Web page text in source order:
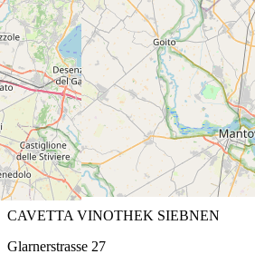
Churerstrasse 64
8808 Pfäffikon SZ
T+41 55 420 11 44
ÖFFNUNGSZEITEN
Fr: 13.30 bis 18.30 Uhr
Sa: 9.00 bis 15.00 Uhr
Montag bis Donnerstag auf Anmeldung
Spezielle Öffnungszeiten
CAVETTA VINOTHEK SIEBNEN
Glarnerstrasse 27